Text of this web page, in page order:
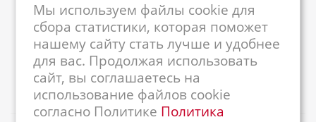
centrkkm@centrkkm.ru
185005, г. Петрозаводск, ул. Промышленная,
1/26
Мы используем файлы cookie для
сбора статистики, которая поможет
нашему сайту стать лучше и удобнее
для вас. Продолжая использовать
сайт, вы соглашаетесь на
использование файлов cookie
согласно Политике Политика